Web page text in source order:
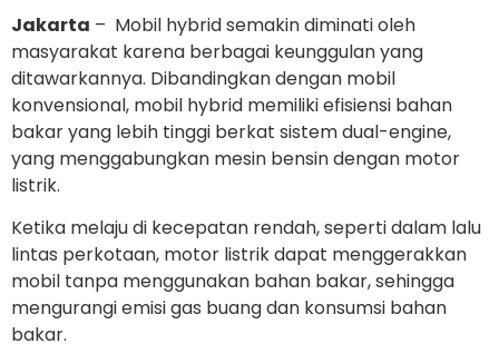
Jakarta – Mobil hybrid semakin diminati oleh
masyarakat karena berbagai keunggulan yang
ditawarkannya. Dibandingkan dengan mobil
konvensional, mobil hybrid memiliki efisiensi bahan
bakar yang lebih tinggi berkat sistem dual-engine,
yang menggabungkan mesin bensin dengan motor
listrik.
Ketika melaju di kecepatan rendah, seperti dalam lalu
lintas perkotaan, motor listrik dapat menggerakkan
mobil tanpa menggunakan bahan bakar, sehingga
mengurangi emisi gas buang dan konsumsi bahan
bakar.